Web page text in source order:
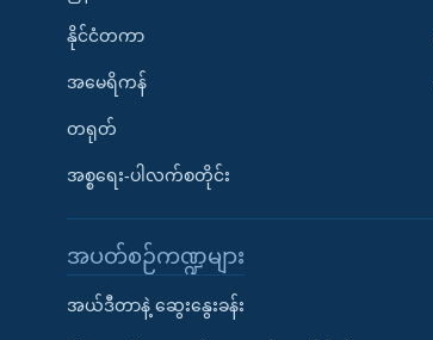
နိုင်ငံတကာ
အမေရိကန်
တရုတ်
အစ္စရေး-ပါလက်စတိုင်း
အပတ်စဉ်ကဏ္ဍများ
အယ်ဒီတာနဲ့ ဆွေးနွေးခန်း